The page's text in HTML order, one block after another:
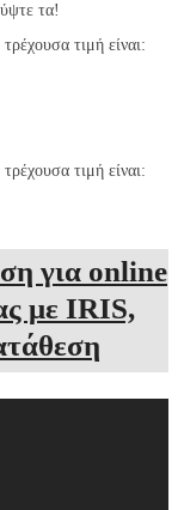
τα!
τιμή είναι:
τιμή είναι:
για online
με IRIS,